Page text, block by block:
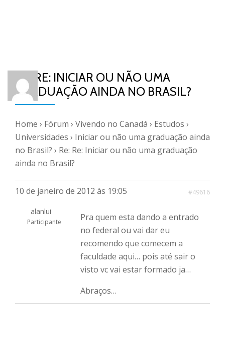
RE: RE: INICIAR OU NÃO UMA
GRADUAÇÃO AINDA NO BRASIL?
Home › Fórum › Vivendo no Canadá › Estudos ›
Universidades › Iniciar ou não uma graduação ainda
no Brasil? › Re: Re: Iniciar ou não uma graduação
ainda no Brasil?
10 de janeiro de 2012 às 19:05 #49616
alanlui
Participante
Pra quem esta dando a entrado
no federal ou vai dar eu
recomendo que comecem a
faculdade aqui… pois até sair o
visto vc vai estar formado ja…
Abraços…